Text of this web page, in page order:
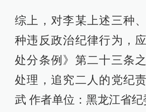
综上，对李某上述三种
种违反政治纪律行为，
处分条例》第二十三条
处理，追究二人的党纪
武 作者单位：黑龙江省纪